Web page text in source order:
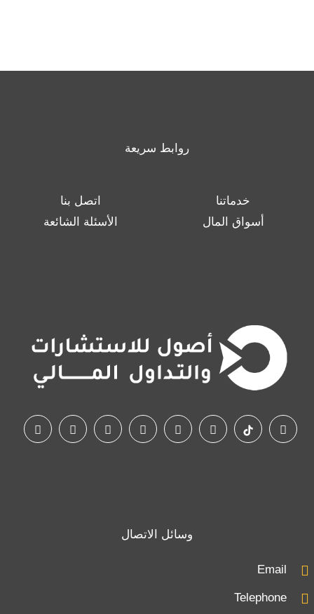
روابط سريعة
خدماتنا
اتصل بنا
أسواق المال
الأسئلة الشائعة
وسائل الاتصال
Email
Telephone